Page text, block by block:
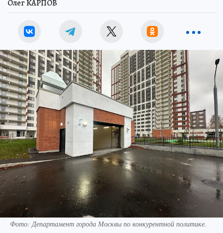
Олег КАРПОВ
Фото: Департамент города Москвы по конкурентной политике.